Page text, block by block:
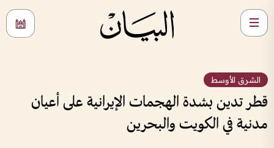
الشرق الأوسط
قطر تدين بشدة الهجمات الإيرانية على أعيان
مدنية في الكويت والبحرين